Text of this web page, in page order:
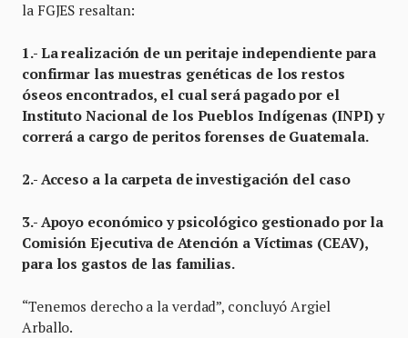
la FGJES resaltan:
1.- La realización de un peritaje independiente para
confirmar las muestras genéticas de los restos
óseos encontrados, el cual será pagado por el
Instituto Nacional de los Pueblos Indígenas (INPI) y
correrá a cargo de peritos forenses de Guatemala.
2.- Acceso a la carpeta de investigación del caso
3.- Apoyo económico y psicológico gestionado por la
Comisión Ejecutiva de Atención a Víctimas (CEAV),
para los gastos de las familias.
“Tenemos derecho a la verdad”, concluyó Argiel
Arballo.